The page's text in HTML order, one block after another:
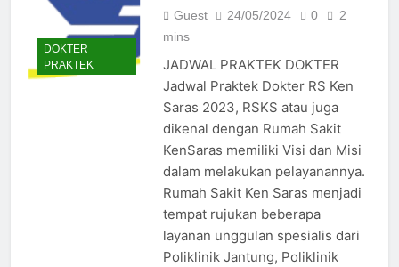
15/07/2025
Jadwal Dokter RS. Puri Asih
15/07/2025
Jadwal Dokter RS Mulia
Hati Wonogiri
15/07/2025
Pendaftaran Pasien BPJS
RSUD Bung Karno
24/05/2024
Pendaftaran Pasien BPJS
RSUD Banyumas
24/05/2024
DOKTER
PRAKTEK
Guest 24/05/2024 0
2
mins
JADWAL PRAKTEK DOKTER
Jadwal Praktek Dokter RS Ken
Saras 2023, RSKS atau juga
dikenal dengan Rumah Sakit
KenSaras memiliki Visi dan Misi
dalam melakukan pelayanannya.
Rumah Sakit Ken Saras menjadi
tempat rujukan beberapa
layanan unggulan spesialis dari
Poliklinik Jantung, Poliklinik